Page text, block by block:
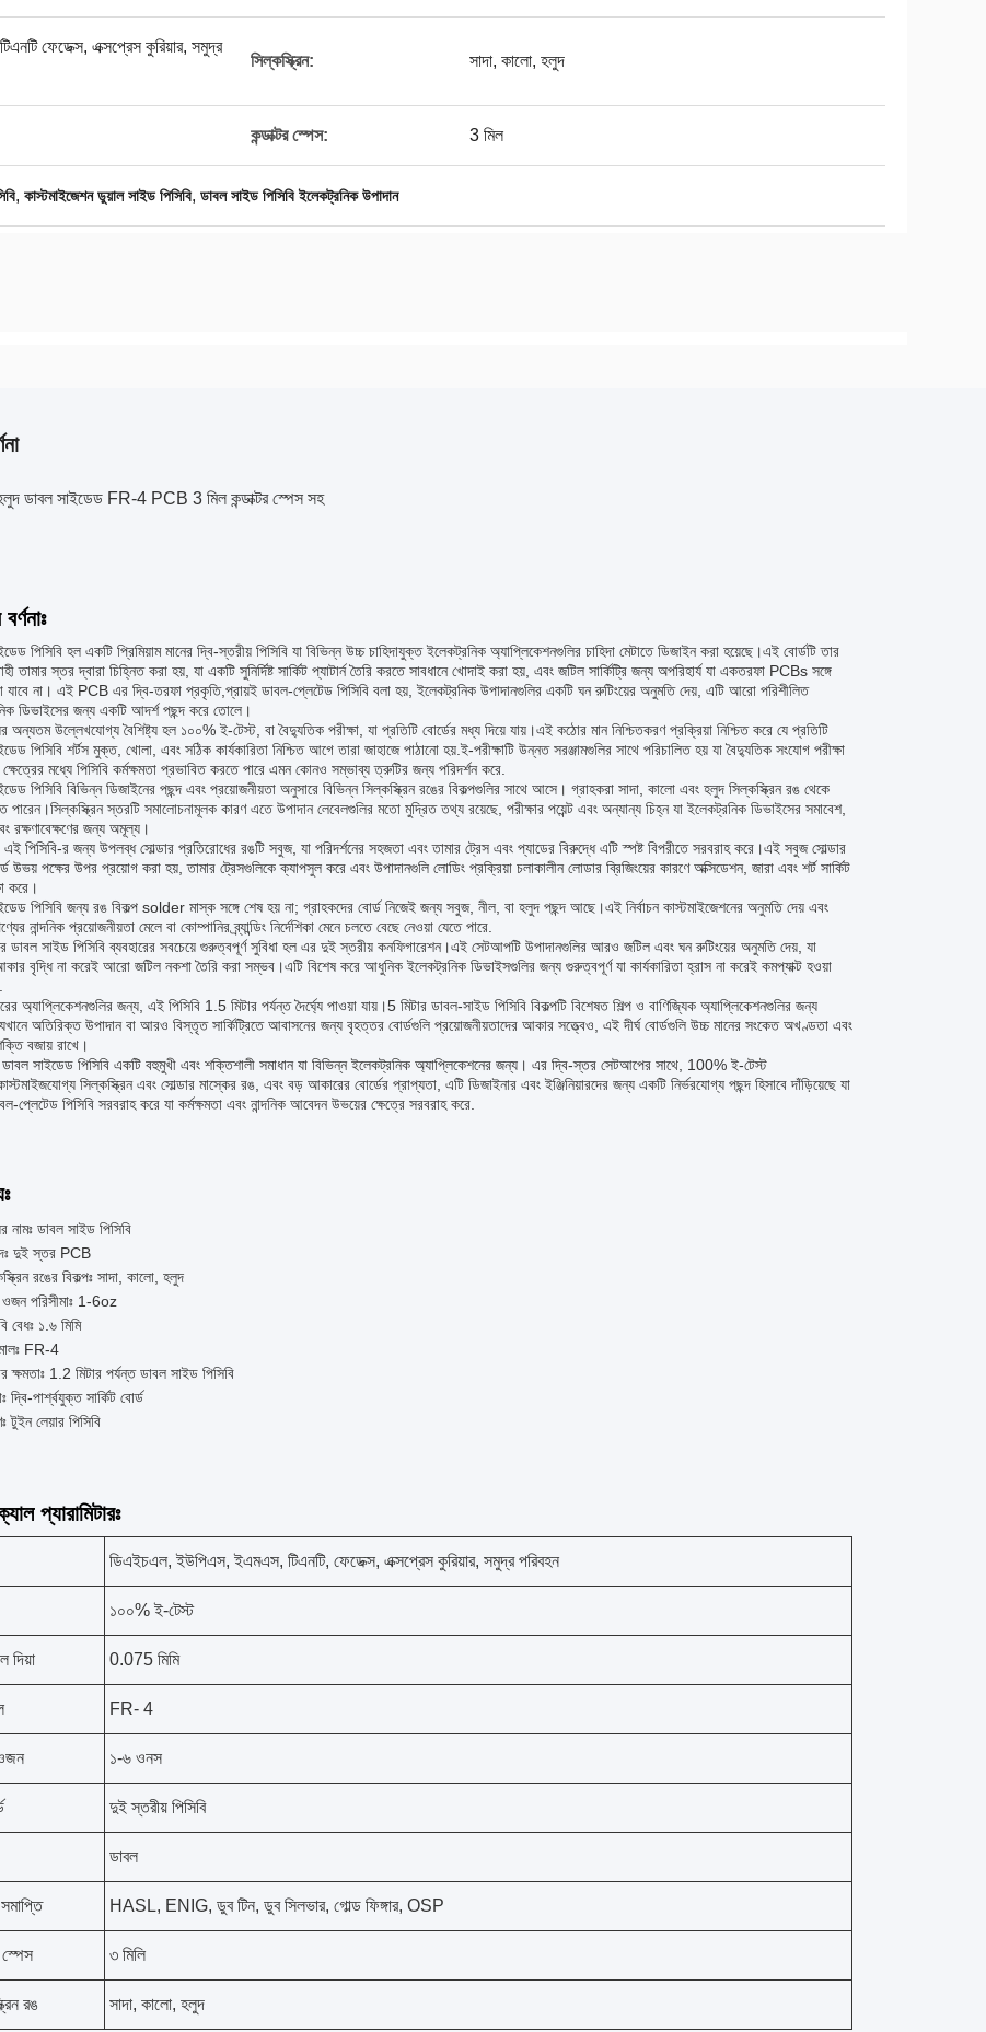
ফেডেক্স, এক্সপ্রেস কুরিয়ার, সমুদ্র
সিল্কস্ক্রিন: সাদা, কালো, হলুদ
কন্ডাক্টর স্পেস: 3 মিল
, কাস্টমাইজেশন ডুয়াল সাইড পিসিবি, ডাবল সাইড পিসিবি ইলেকট্রনিক উপাদান
ডাবল সাইডেড FR-4 PCB 3 মিল কন্ডাক্টর স্পেস সহ
পিসিবি হল একটি প্রিমিয়াম মানের দ্বি-স্তরীয় পিসিবি যা বিভিন্ন উচ্চ চাহিদাযুক্ত ইলেকট্রনিক অ্যাপ্লিকেশনগুলির চাহিদা মেটাতে ডিজাইন করা হয়েছে।এই বোর্ডটি তার
তামার স্তর দ্বারা চিহ্নিত করা হয়, যা একটি সুনির্দিষ্ট সার্কিট প্যাটার্ন তৈরি করতে সাবধানে খোদাই করা হয়, এবং জটিল সার্কিট্রি জন্য অপরিহার্য যা একতরফা PCBs সঙ্গে
যাবে না। এই PCB এর দ্বি-তরফা প্রকৃতি,প্রায়ই ডাবল-প্লেটেড পিসিবি বলা হয়, ইলেকট্রনিক উপাদানগুলির একটি ঘন রুটিংয়ের অনুমতি দেয়, এটি আরো পরিশীলিত
ডিভাইসের জন্য একটি আদর্শ পছন্দ করে তোলে।
অন্যতম উল্লেখযোগ্য বৈশিষ্ট্য হল ১০০% ই-টেস্ট, বা বৈদ্যুতিক পরীক্ষা, যা প্রতিটি বোর্ডের মধ্য দিয়ে যায়।এই কঠোর মান নিশ্চিতকরণ প্রক্রিয়া নিশ্চিত করে যে প্রতিটি
পিসিবি শর্টস মুক্ত, খোলা, এবং সঠিক কার্যকারিতা নিশ্চিত আগে তারা জাহাজে পাঠানো হয়.ই-পরীক্ষাটি উন্নত সরঞ্জামগুলির সাথে পরিচালিত হয় যা বৈদ্যুতিক সংযোগ পরীক্ষা
মধ্যে পিসিবি কর্মক্ষমতা প্রভাবিত করতে পারে এমন কোনও সম্ভাব্য ত্রুটির জন্য পরিদর্শন করে.
পিসিবি বিভিন্ন ডিজাইনের পছন্দ এবং প্রয়োজনীয়তা অনুসারে বিভিন্ন সিল্কস্ক্রিন রঙের বিকল্পগুলির সাথে আসে। গ্রাহকরা সাদা, কালো এবং হলুদ সিল্কস্ক্রিন রঙ থেকে
পারেন।সিল্কস্ক্রিন স্তরটি সমালোচনামূলক কারণ এতে উপাদান লেবেলগুলির মতো মুদ্রিত তথ্য রয়েছে, পরীক্ষার পয়েন্ট এবং অন্যান্য চিহ্ন যা ইলেকট্রনিক ডিভাইসের সমাবেশ,
রক্ষণাবেক্ষণের জন্য অমূল্য।
পিসিবি-র জন্য উপলব্ধ সোল্ডার প্রতিরোধের রঙটি সবুজ, যা পরিদর্শনের সহজতা এবং তামার ট্রেস এবং প্যাডের বিরুদ্ধে এটি স্পষ্ট বিপরীতে সরবরাহ করে।এই সবুজ সোল্ডার
উভয় পক্ষের উপর প্রয়োগ করা হয়, তামার ট্রেসগুলিকে ক্যাপসুল করে এবং উপাদানগুলি লোডিং প্রক্রিয়া চলাকালীন লোডার ব্রিজিংয়ের কারণে অক্সিডেশন, জারা এবং শর্ট সার্কিট
করে।
পিসিবি জন্য রঙ বিকল্প solder মাস্ক সঙ্গে শেষ হয় না; গ্রাহকদের বোর্ড নিজেই জন্য সবুজ, নীল, বা হলুদ পছন্দ আছে।এই নির্বাচন কাস্টমাইজেশনের অনুমতি দেয় এবং
নান্দনিক প্রয়োজনীয়তা মেলে বা কোম্পানির ব্র্যান্ডিং নির্দেশিকা মেনে চলতে বেছে নেওয়া যেতে পারে.
ডাবল সাইড পিসিবি ব্যবহারের সবচেয়ে গুরুত্বপূর্ণ সুবিধা হল এর দুই স্তরীয় কনফিগারেশন।এই সেটআপটি উপাদানগুলির আরও জটিল এবং ঘন রুটিংয়ের অনুমতি দেয়, যা
বৃদ্ধি না করেই আরো জটিল নকশা তৈরি করা সম্ভব।এটি বিশেষ করে আধুনিক ইলেকট্রনিক ডিভাইসগুলির জন্য গুরুত্বপূর্ণ যা কার্যকারিতা হ্রাস না করেই কমপ্যাক্ট হওয়া
অ্যাপ্লিকেশনগুলির জন্য, এই পিসিবি 1.5 মিটার পর্যন্ত দৈর্ঘ্যে পাওয়া যায়।5 মিটার ডাবল-সাইড পিসিবি বিকল্পটি বিশেষত শিল্প ও বাণিজ্যিক অ্যাপ্লিকেশনগুলির জন্য
অতিরিক্ত উপাদান বা আরও বিস্তৃত সার্কিট্রিতে আবাসনের জন্য বৃহত্তর বোর্ডগুলি প্রয়োজনীয়তাদের আকার সত্ত্বেও, এই দীর্ঘ বোর্ডগুলি উচ্চ মানের সংকেত অখণ্ডতা এবং
বজায় রাখে।
ডাবল সাইডেড পিসিবি একটি বহুমুখী এবং শক্তিশালী সমাধান যা বিভিন্ন ইলেকট্রনিক অ্যাপ্লিকেশনের জন্য। এর দ্বি-স্তর সেটআপের সাথে, 100% ই-টেস্ট
সিল্কস্ক্রিন এবং সোল্ডার মাস্কের রঙ, এবং বড় আকারের বোর্ডের প্রাপ্যতা, এটি ডিজাইনার এবং ইঞ্জিনিয়ারদের জন্য একটি নির্ভরযোগ্য পছন্দ হিসাবে দাঁড়িয়েছে যা
প্লেটেড পিসিবি সরবরাহ করে যা কর্মক্ষমতা এবং নান্দনিক আবেদন উভয়ের ক্ষেত্রে সরবরাহ করে.
নামঃ ডাবল সাইড পিসিবি
দুই স্তর PCB
রঙের বিকল্পঃ সাদা, কালো, হলুদ
ওজন পরিসীমাঃ 1-6oz
বেধঃ ১.৬ মিমি
FR-4
ক্ষমতাঃ 1.2 মিটার পর্যন্ত ডাবল সাইড পিসিবি
দ্বি-পার্শ্বযুক্ত সার্কিট বোর্ড
টুইন লেয়ার পিসিবি
প্যারামিটারঃ
ডিএইচএল, ইউপিএস, ইএমএস, টিএনটি, ফেডেক্স, এক্সপ্রেস কুরিয়ার, সমুদ্র পরিবহন
১০০% ই-টেস্ট
দিয়া 0.075 মিমি
FR- 4
১-৬ ওনস
দুই স্তরীয় পিসিবি
ডাবল
HASL, ENIG, ডুব টিন, ডুব সিলভার, গোল্ড ফিঙ্গার, OSP
স্পেস ৩ মিলি
রঙ সাদা, কালো, হলুদ